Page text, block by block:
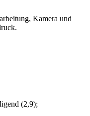
Kamera und
(2,9);